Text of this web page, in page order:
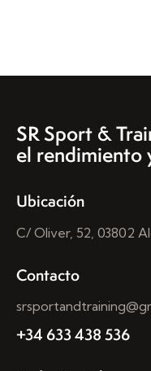
SR Sport &
el rendimiento
Ubicación
C/ Oliver, 52, 03802
Contacto
+34 633 438 536